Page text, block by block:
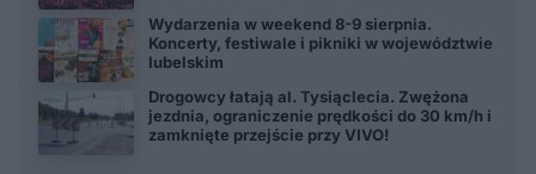
Wydarzenia w weekend 8-9 sierpnia.
Koncerty, festiwale i pikniki w województwie
lubelskim
Drogowcy łatają al. Tysiąclecia. Zwężona
jezdnia, ograniczenie prędkości do 30 km/h i
zamknięte przejście przy VIVO!